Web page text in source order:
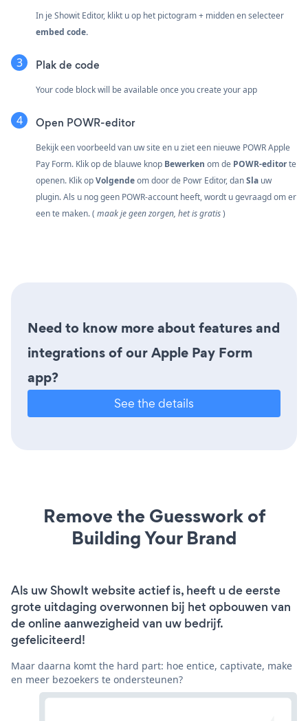
In je Showit Editor, klikt u op het pictogram + midden en selecteer
embed code.
Plak de code
Your code block will be available once you create your app
Open POWR-editor
Bekijk een voorbeeld van uw site en u ziet een nieuwe POWR Apple
Pay Form. Klik op de blauwe knop Bewerken om de POWR-editorte
openen. Klik opVolgendeom door de Powr Editor, danSla uw
plugin. Als u nog geen POWR-account heeft, wordt u gevraagd om er
een te maken. ( maak je geen zorgen, het is gratis)
Need to know more about features and
integrations of our Apple Pay Form
app?
See the details
Remove the Guesswork of
Building Your Brand
Als uw ShowIt website actief is, heeft u de eerste
grote uitdaging overwonnen bij het opbouwen van
de online aanwezigheid van uw bedrijf.
gefeliciteerd!
Maar daarna komt the hard part: hoe entice, captivate, make
en meer bezoekers te ondersteunen?